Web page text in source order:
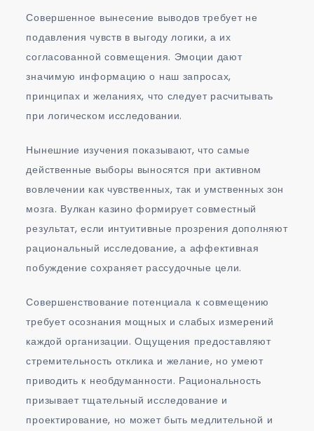
Совершенное вынесение выводов требует не
подавления чувств в выгоду логики, а их
согласованной совмещения. Эмоции дают
значимую информацию о наш запросах,
принципах и желаниях, что следует расчитывать
при логическом исследовании.
Нынешние изучения показывают, что самые
действенные выборы выносятся при активном
вовлечении как чувственных, так и умственных зон
мозга. Вулкан казино формирует совместный
результат, если интуитивные прозрения дополняют
рациональный исследование, а аффективная
побуждение сохраняет рассудочные цели.
Совершенствование потенциала к совмещению
требует осознания мощных и слабых измерений
каждой организации. Ощущения предоставляют
стремительность отклика и желание, но умеют
приводить к необдуманности. Рациональность
призывает тщательный исследование и
проектирование, но может быть медлительной и